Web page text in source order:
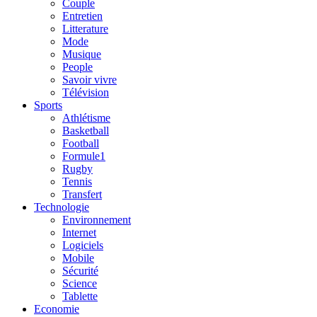
Couple
Entretien
Litterature
Mode
Musique
People
Savoir vivre
Télévision
Sports
Athlétisme
Basketball
Football
Formule1
Rugby
Tennis
Transfert
Technologie
Environnement
Internet
Logiciels
Mobile
Sécurité
Science
Tablette
Economie